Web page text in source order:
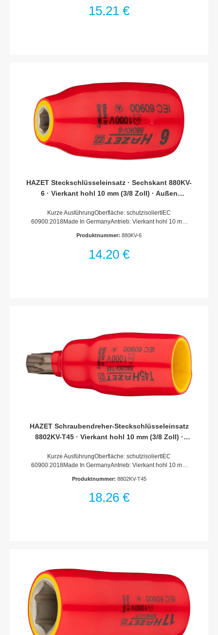
(am Antrieb): 23 mmSchutzisolierung bis 1000VFür
15,21 €
HAZET Steckschlüsseleinsatz · Sechskant 880KV-
6 · Vierkant hohl 10 mm (3/8 Zoll) · Außen
Kurze AusführungOberfläche: schutzisoliertIEC
60900:2018Made In GermanyAntrieb: Vierkant hohl 10 mm
TractionsprofilSchlüsselweite: 6 mmAbmessungen / Länge: 40
Antrieb): 23 mmSchutzisolierung bis 1000VFür
Produktnummer: 880KV-6
14,20 €
HAZET Schraubendreher-Steckschlüsseleinsatz
8802KV-T45 · Vierkant hohl 10 mm (3/8 Zoll) ·
Kurze AusführungOberfläche: schutzisoliertIEC
60900:2018Made In GermanyAntrieb: Vierkant hohl 10 mm
T45Abmessungen / Länge: 59.5 mmLänge l1: 12.5
Produktnummer: 8802KV-T45
18,26 €